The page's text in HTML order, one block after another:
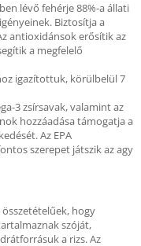
lévő fehérje 88%-a állati
Biztosítja a
antioxidánsok erősítik az
a megfelelő
igazítottuk, körülbelül 7
3 zsírsavak, valamint az
hozzáadása támogatja a
Az EPA
szerepet játszik az agy
hogy
szóját,
a rizs. Az